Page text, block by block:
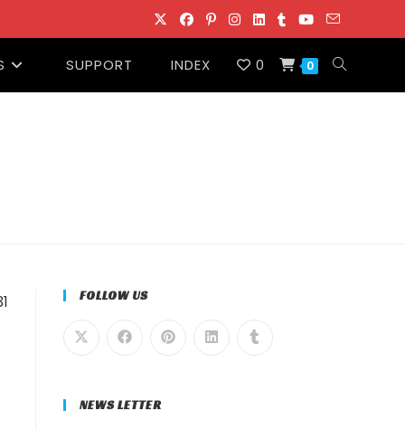
SUPPORT INDEX 0 0 ウ
FOLLOW US
NEWS LETTER